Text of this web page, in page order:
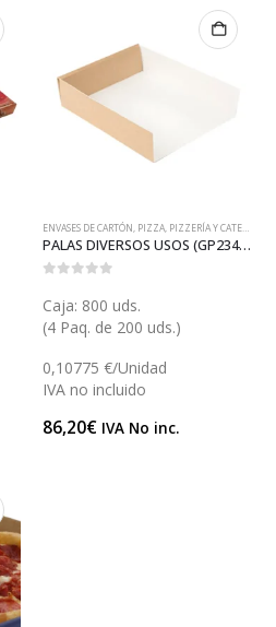
ENVASES DE CARTÓN, PIZZA, PIZZERÍA Y CATERING
PALAS DIVERSOS USOS (GP23478)
Caja: 800 uds.
(4 Paq. de 200 uds.)
0,10775 €/Unidad
IVA no incluido
86,20€ IVA No inc.